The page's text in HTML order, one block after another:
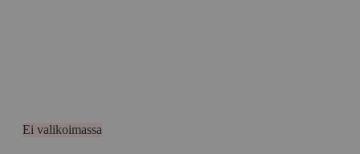
Ei valikoimassa